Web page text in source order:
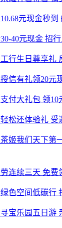
元现金秒
40元现金 招
行生日尊享礼
信有礼领20元
付大礼包 领
松还体验礼 受
姬我们天下第
连续三天 免费
色空间低碳行
宝乐园五日游